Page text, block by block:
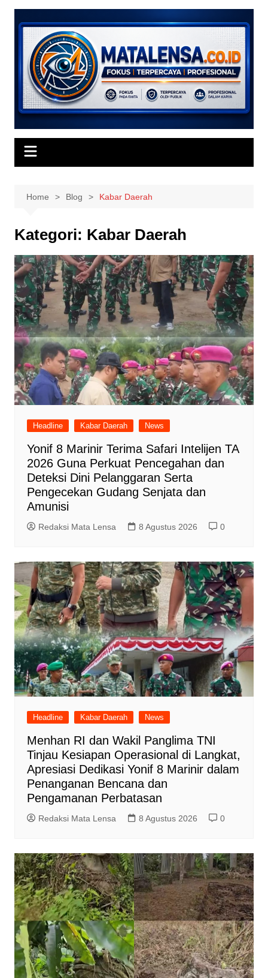
Skip
content
Home Blog Kabar Daerah
Kategori: Kabar Daerah
Headline Kabar Daerah News
Yonif 8 Marinir Terima Safari Intelijen TA
2026 Guna Perkuat Pencegahan dan
Deteksi Dini Pelanggaran Serta
Pengecekan Gudang Senjata dan
Amunisi
Redaksi Mata Lensa 8 Agustus 2026 0
Headline Kabar Daerah News
Menhan RI dan Wakil Panglima TNI
Tinjau Kesiapan Operasional di Langkat,
Apresiasi Dedikasi Yonif 8 Marinir dalam
Penanganan Bencana dan
Pengamanan Perbatasan
Redaksi Mata Lensa 8 Agustus 2026 0